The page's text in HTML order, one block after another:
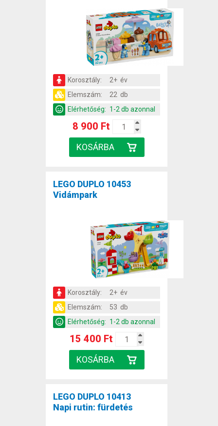
Korosztály:
2+ év
Elemszám:
22 db
Elérhetőség: 1-2 db azonnal
8 900 Ft
LEGO DUPLO 10453
Vidámpark
Korosztály:
2+ év
Elemszám:
53 db
Elérhetőség: 1-2 db azonnal
15 400 Ft
LEGO DUPLO 10413
Napi rutin: fürdetés